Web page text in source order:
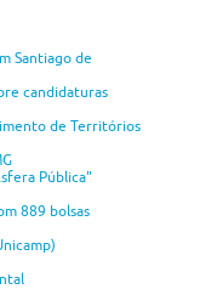
Santiago de
candidaturas
de Territórios
Pública"
889 bolsas